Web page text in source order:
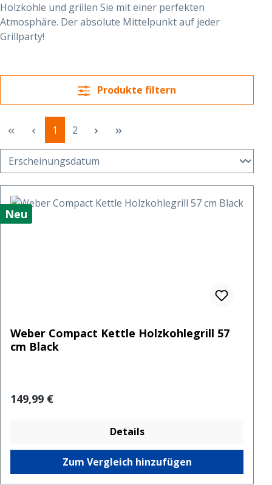
Holzkohle und grillen Sie mit einer perfekten
Atmosphäre. Der absolute Mittelpunkt auf jeder
Grillparty!
Produkte filtern
Seite
1 Seite
2
Neu
Weber Compact Kettle Holzkohlegrill 57
cm Black
Regulärer Preis:
149,99 €
Details
Zum Vergleich hinzufügen